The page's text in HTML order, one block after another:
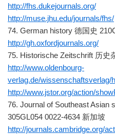
http://fhs.dukejournals.org/
http://muse.jhu.edu/journals/fhs/
74. German history 德国史
http://gh.oxfordjournals.org/
75. Historische Zeitschrift 历史
http://www.oldenbourg-
verlag.de/wissenschaftsverlag/
http://www.jstor.org/action/
76. Journal of Southeast Asian
305GL054 0022-4634 新加坡
http://journals.cambridge.org/